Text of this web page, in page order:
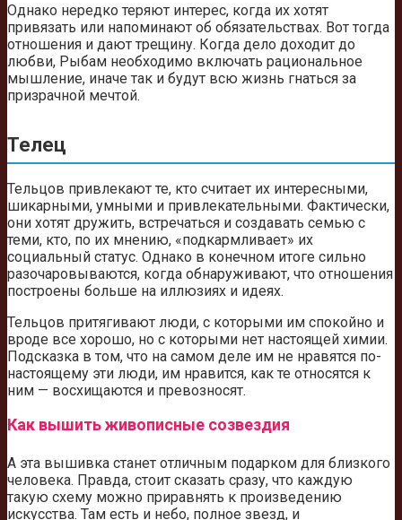
Однако нередко теряют интерес, когда их хотят
привязать или напоминают об обязательствах. Вот тогда
отношения и дают трещину. Когда дело доходит до
любви, Рыбам необходимо включать рациональное
мышление, иначе так и будут всю жизнь гнаться за
призрачной мечтой.
Телец
Тельцов привлекают те, кто считает их интересными,
шикарными, умными и привлекательными. Фактически,
они хотят дружить, встречаться и создавать семью с
теми, кто, по их мнению, «подкармливает» их
социальный статус. Однако в конечном итоге сильно
разочаровываются, когда обнаруживают, что отношения
построены больше на иллюзиях и идеях.
Тельцов притягивают люди, с которыми им спокойно и
вроде все хорошо, но с которыми нет настоящей химии.
Подсказка в том, что на самом деле им не нравятся по-
настоящему эти люди, им нравится, как те относятся к
ним — восхищаются и превозносят.
Как вышить живописные созвездия
А эта вышивка станет отличным подарком для близкого
человека. Правда, стоит сказать сразу, что каждую
такую схему можно приравнять к произведению
искусства. Там есть и небо, полное звезд, и